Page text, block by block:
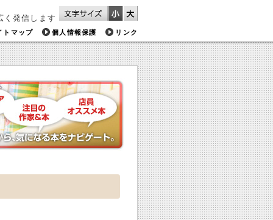
く発信します
トマップ 個人情報保護 リンク